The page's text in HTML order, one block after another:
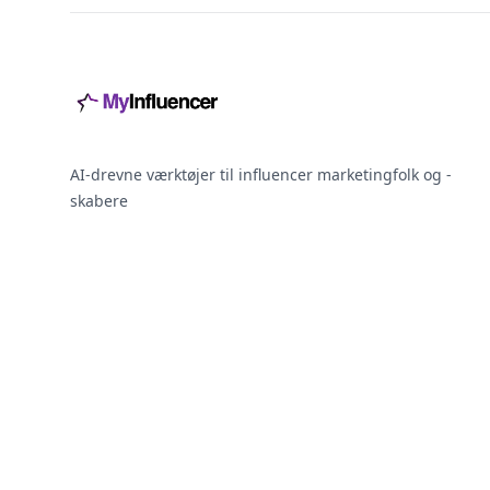
AI-drevne værktøjer til influencer marketingfolk og -
skabere